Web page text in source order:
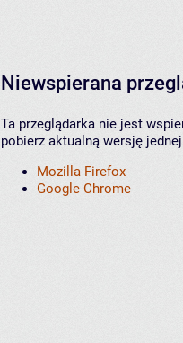
Niewspierana
Ta przeglądarka nie jest
pobierz aktualną wersję
Mozilla Firefox
Google Chrome